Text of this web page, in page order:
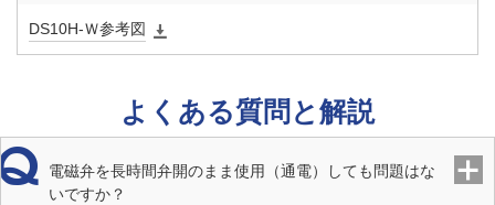
オリフィ
ス径
（MPa）
オリフィ
DS10H-Ｗ参考図
よくある質問と解説
電磁弁を長時間弁開のまま使用（通電）しても問題はな
いですか？